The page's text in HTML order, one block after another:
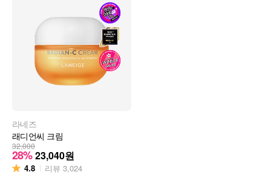
라네즈
래디언씨 크림
32,000
28% 23,040원
4.8 리뷰 3,024